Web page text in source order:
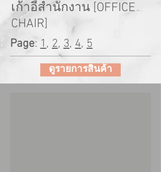
เก้าอี้สำนักงาน [OFFICE
CHAIR]
Page: 1, 2, 3, 4, 5
ดูรายการสินค้า